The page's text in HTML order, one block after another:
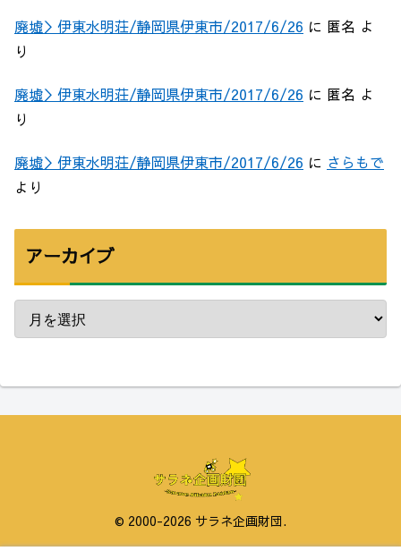
廃墟＞伊東水明荘/静岡県伊東市/2017/6/26 に 匿名 よ
り
廃墟＞伊東水明荘/静岡県伊東市/2017/6/26 に 匿名 よ
り
廃墟＞伊東水明荘/静岡県伊東市/2017/6/26 に さらもで
より
アーカイブ
© 2000-2026 サラネ企画財団.